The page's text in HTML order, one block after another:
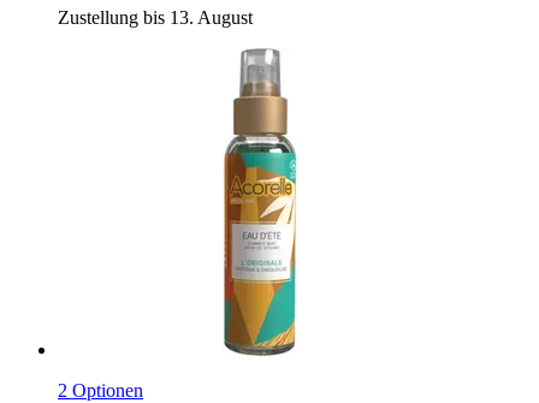
Zustellung bis 13. August
2 Optionen